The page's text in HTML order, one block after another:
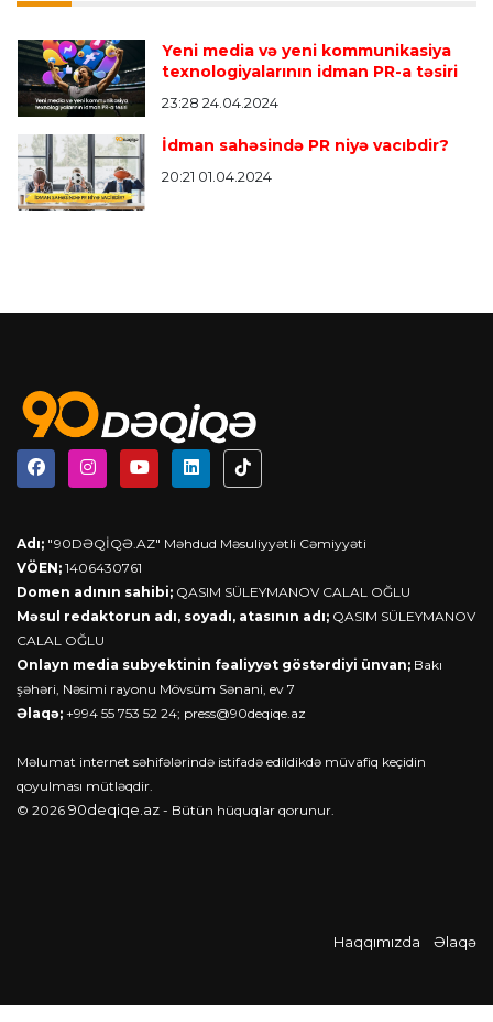
Yeni media və yeni kommunikasiya
texnologiyalarının idman PR-a təsiri
23:28 24.04.2024
İdman sahəsində PR niyə vacıbdir?
20:21 01.04.2024
Adı; "90DƏQİQƏ.AZ" Məhdud Məsuliyyətli Cəmiyyəti
VÖEN; 1406430761
Domen adının sahibi; QASIM SÜLEYMANOV CALAL OĞLU
Məsul redaktorun adı, soyadı, atasının adı; QASIM SÜLEYMANOV
CALAL OĞLU
Onlayn media subyektinin fəaliyyət göstərdiyi ünvan; Bakı
şəhəri, Nəsimi rayonu Mövsüm Sənani, ev 7
Əlaqə; +994 55 753 52 24; press@90deqiqe.az
Məlumat internet səhifələrində istifadə edildikdə müvafiq keçidin
qoyulması mütləqdir.
© 2026 90deqiqe.az - Bütün hüquqlar qorunur.
Haqqımızda Əlaqə